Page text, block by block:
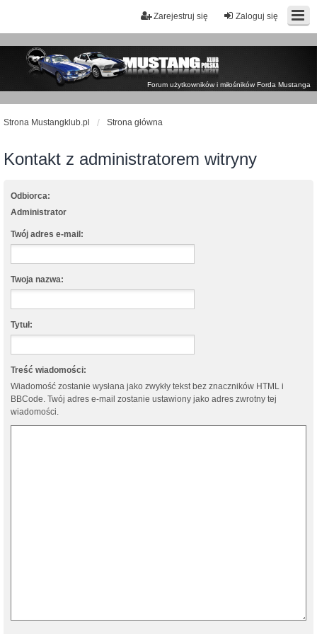
Zaloguj się
Zarejestruj się
Forum użytkowników i miłośników Forda Mustanga
Strona Mustangklub.pl Strona główna
Kontakt z administratorem witryny
Odbiorca:
Administrator
Twój adres e-mail:
Twoja nazwa:
Tytuł:
Treść wiadomości:
Wiadomość zostanie wysłana jako zwykły tekst bez znaczników HTML i
BBCode. Twój adres e-mail zostanie ustawiony jako adres zwrotny tej
wiadomości.